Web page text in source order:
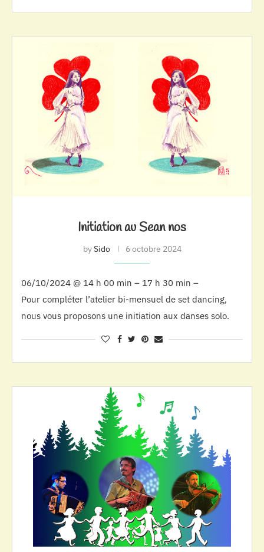
Initiation au Sean nos
bySido 6 octobre 2024
06/10/2024 @ 14 h 00 min – 17 h 30 min –
Pour compléter l’atelier bi-mensuel de set dancing,
nous vous proposons une initiation aux danses solo.